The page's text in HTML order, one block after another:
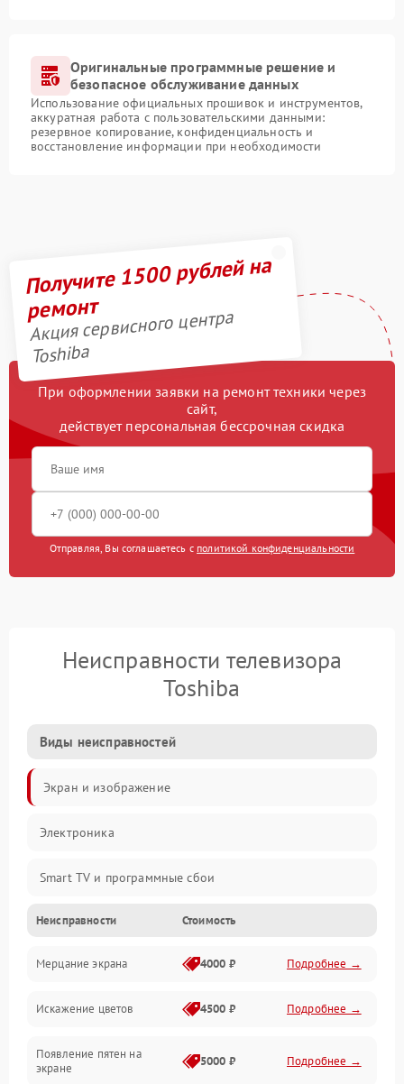
Оригинальные программные решение и
безопасное обслуживание данных
Использование официальных прошивок и инструментов,
аккуратная работа с пользовательскими данными:
резервное копирование, конфиденциальность и
восстановление информации при необходимости
Получите 1500 рублей на
ремонт
Акция сервисного центра
Toshiba
При оформлении заявки на ремонт техники через
сайт,
действует персональная бессрочная скидка
Отправляя, Вы соглашаетесь с политикой конфиденциальности
Неисправности телевизора
Toshiba
Виды неисправностей
Экран и изображение
Электроника
Smart TV и программные сбои
Питание и запуск
Подсветка и LED-модули
Звук и аудиосистема
Сигнал и приём каналов
Неисправности Стоимость
Мерцание экрана 4000 ₽ Подробнее →
Искажение цветов 4500 ₽ Подробнее →
Появление пятен на
экране
5000 ₽ Подробнее →